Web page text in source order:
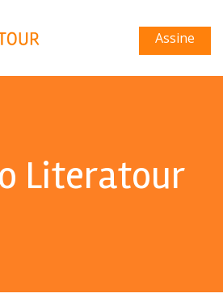
Assine
Literatour